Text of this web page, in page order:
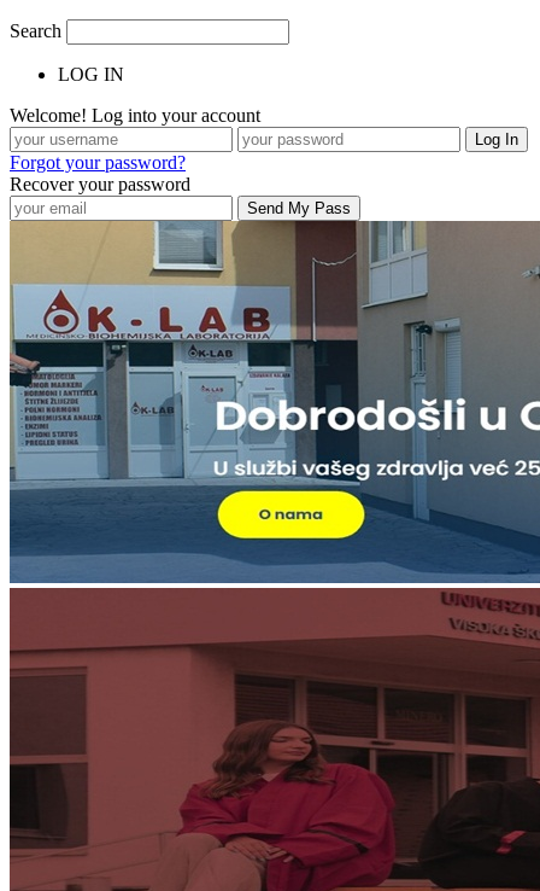
Search
LOG IN
Welcome! Log into your account
Forgot your password?
Recover your password